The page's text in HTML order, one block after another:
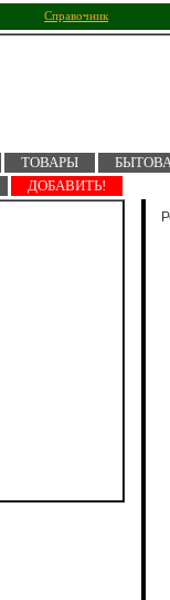
Справочник
ТОВАРЫ
ДОБАВИТЬ!